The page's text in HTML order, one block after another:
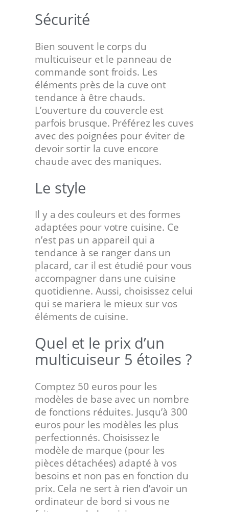
Sécurité
Bien souvent le corps du
multicuiseur et le panneau de
commande sont froids. Les
éléments près de la cuve ont
tendance à être chauds.
L’ouverture du couvercle est
parfois brusque. Préférez les cuves
avec des poignées pour éviter de
devoir sortir la cuve encore
chaude avec des maniques.
Le style
Il y a des couleurs et des formes
adaptées pour votre cuisine. Ce
n’est pas un appareil qui a
tendance à se ranger dans un
placard, car il est étudié pour vous
accompagner dans une cuisine
quotidienne. Aussi, choisissez celui
qui se mariera le mieux sur vos
éléments de cuisine.
Quel et le prix d’un
multicuiseur 5 étoiles ?
Comptez 50 euros pour les
modèles de base avec un nombre
de fonctions réduites. Jusqu’à 300
euros pour les modèles les plus
perfectionnés. Choisissez le
modèle de marque (pour les
pièces détachées) adapté à vos
besoins et non pas en fonction du
prix. Cela ne sert à rien d’avoir un
ordinateur de bord si vous ne